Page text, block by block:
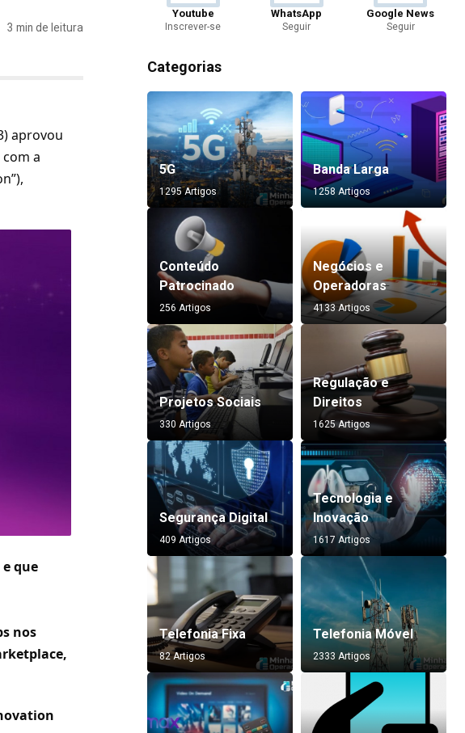
3 min de leitura
aprovou
a
que
nos
Youtube
Inscrever-se
WhatsApp
Seguir
Google News
Seguir
Categorias
5G
1295 Artigos
Banda Larga
1258 Artigos
Conteúdo
Patrocinado
256 Artigos
Negócios e
Operadoras
4133 Artigos
Projetos Sociais
330 Artigos
Regulação e
Direitos
1625 Artigos
Segurança Digital
409 Artigos
Tecnologia e
Inovação
1617 Artigos
Telefonia Fixa
82 Artigos
Telefonia Móvel
2333 Artigos